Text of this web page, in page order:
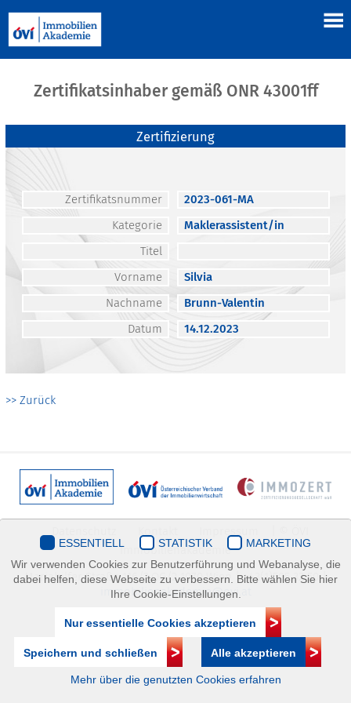
Zertifikatsinhaber gemäß ONR 43001ff
Zertifizierung
Zertifikatsnummer
2023-061-MA
Kategorie
Maklerassistent/in
Titel
Vorname
Silvia
Nachname
Brunn-Valentin
Datum
14.12.2023
>> Zurück
Immobilienakademie
Mariahilfer Straße 116/2.OG/2 1070 Wien | +43(1)505 32 50 |
immobilienakademie@ovi.at
ESSENTIELL STATISTIK
MARKETING
Wir verwenden Cookies zur Benutzerführung und Webanalyse, die
dabei helfen, diese Webseite zu verbessern. Bitte wählen Sie hier
Ihre Cookie-Einstellungen.
Nur essentielle Cookies akzeptieren
Speichern und schließen Alle akzeptieren
Mehr über die genutzten Cookies erfahren